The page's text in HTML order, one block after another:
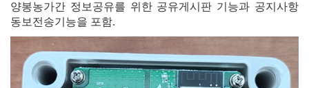
양봉농가간 정보공유를 위한 공유게시판 기능과 공지사항
동보전송기능을 포함.